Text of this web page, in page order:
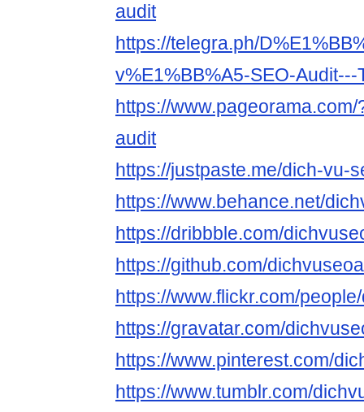
audit
https://telegra.ph/
v%E1%BB%A5-SEO-Audit---
https://
audit
https://justpaste.me/dich-vu-
https://www.behance.net/
https://dribbble.com/
https://github.com/
https://www.flickr.com/
https://gravatar.com/
https://www.pinterest.com/
https://www.tumblr.com/